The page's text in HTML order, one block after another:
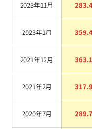
2023年11月 283.4
2023年1月 359.4
2021年12月 363.1
2021年2月 317.9
2020年7月 289.7